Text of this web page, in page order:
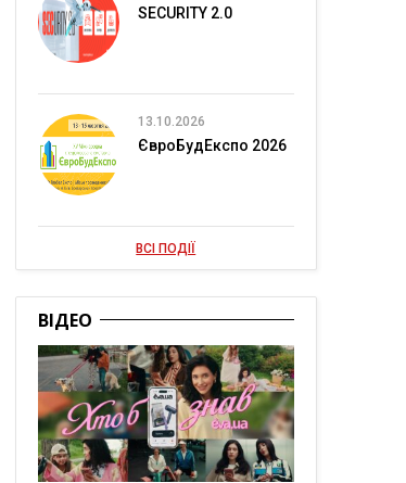
SECURITY 2.0
13.10.2026
ЄвроБудЕкспо 2026
ВСІ ПОДІЇ
ВІДЕО